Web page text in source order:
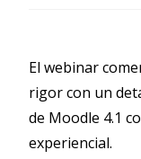
El webinar
rigor con un
de Moodle 4.1
experiencial.